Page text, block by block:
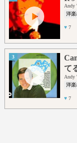
Andy
洋楽
♥ 7
3
て
Andy
洋楽
♥ 7